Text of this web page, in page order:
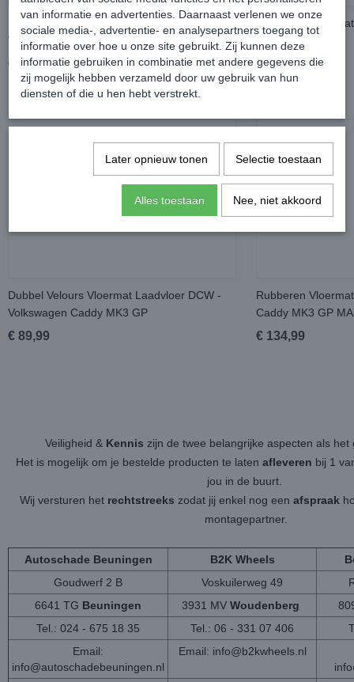
Volkswagen Caddy MK3 GP
€ 94,99
Rubberen
Caddy MK3 GP
€ 124,99
Dubbel Velours Vloermat Laadvloer DCW -
Volkswagen Caddy MK3 GP
€ 89,99
Rubberen
Caddy MK3 GP
€ 134,99
Veiligheid & Kennis zijn de twee belangrijke aspecten als
Het is mogelijk om je bestelde producten te laten afleveren bij 1
jou in de buurt.
Wij versturen het rechtstreeks zodat jij enkel nog een afspraak
montagepartner.
Autoschade Beuningen B2K Wheels
Goudwerf 2 B
Voskuilerweg 49
6641 TG Beuningen 3931 MV Woudenberg
Tel.: 024 - 675 18 35
Tel.: 06 - 331 07 406
Email:
info@autoschadebeuningen.nl
Email: info@b2kwheels.nl
van informatie en advertenties. Daarnaast verlenen we onze
sociale media-, advertentie- en analysepartners toegang tot
informatie over hoe u onze site gebruikt. Zij kunnen deze
informatie gebruiken in combinatie met andere gegevens die
zij mogelijk hebben verzameld door uw gebruik van hun
diensten of die u hen hebt verstrekt.
Later opnieuw tonen Selectie toestaan
Alles toestaan Nee, niet akkoord